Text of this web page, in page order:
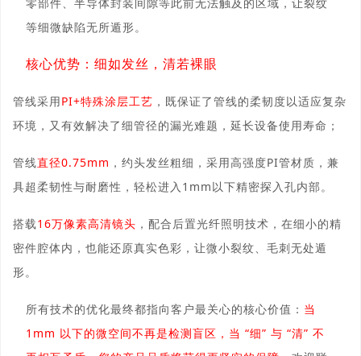
等细微缺陷无所遁形。
核心优势：细如发丝，清若裸眼
管线采用PI+特殊涂层工艺 ，既保证了管线的柔韧度以适应复杂
环境，又有效解决了细管径的漏光难题，延长设备使用寿命；
管线直径0.75mm ，约头发丝粗细，采用高强度PI管材质，兼
具超柔韧性与耐磨性，轻松进入1mm以下精密探入孔内部。
搭载16万像素高清镜头 ，配合后置光纤照明技术，在细小的精
密件腔体内，也能还原真实色彩，让微小裂纹、毛刺无处遁
形。
所有技术的优化最终都指向客户最关心的核心价值： 当
1mm 以下的微空间不再是检测盲区，当 “细” 与 “清” 不